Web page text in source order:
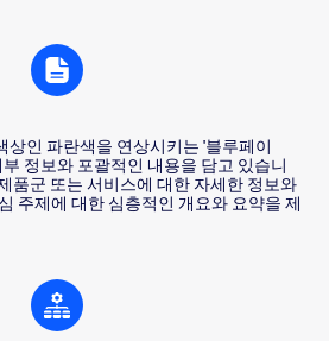
인 파란색을 연상시키는 '블루페이
정보와 포괄적인 내용을 담고 있습니
품군 또는 서비스에 대한 자세한 정보와
주제에 대한 심층적인 개요와 요약을 제